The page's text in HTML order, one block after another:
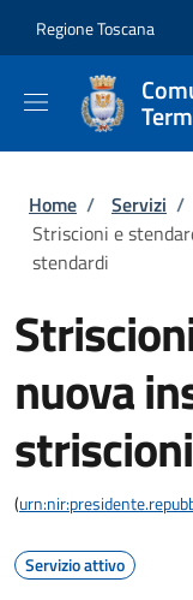
Regione Toscana
Briciole
Home / Servizi /
Striscioni e
stendardi
nuova
(
Servizio attivo